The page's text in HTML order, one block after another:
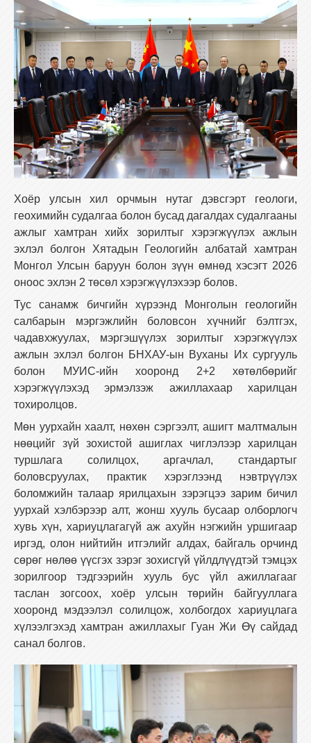
Хоёр улсын хил орчмын нутаг дэвсгэрт геологи,
геохимийн судалгаа болон бусад дагалдах судалгааны
ажлыг хамтран хийх зорилтыг хэрэгжүүлэх ажлын
эхлэл болгон Хятадын Геологийн албатай хамтран
Монгол Улсын баруун болон зүүн өмнөд хэсэгт 2026
оноос эхлэн 2 төсөл хэрэгжүүлэхээр болов.
Тус санамж бичгийн хүрээнд Монголын геологийн
салбарын мэргэжлийн боловсон хүчнийг бэлтгэх,
чадавхжуулах, мэргэшүүлэх зорилтыг хэрэгжүүлэх
ажлын эхлэл болгон БНХАУ-ын Вуханы Их сургууль
болон МУИС-ийн хооронд 2+2 хөтөлбөрийг
хэрэгжүүлэхэд эрмэлзэж ажиллахаар харилцан
тохиролцов.
Мөн уурхайн хаалт, нөхөн сэргээлт, ашигт малтмалын
нөөцийг зүй зохистой ашиглах чиглэлээр харилцан
туршлага солилцох, аргачлал, стандартыг
боловсруулах, практик хэрэглээнд нэвтрүүлэх
боломжийн талаар ярилцахын зэрэгцээ зарим бичил
уурхай хэлбэрээр алт, жонш хууль бусаар олборлогч
хувь хүн, хариуцлагагүй аж ахуйн нэгжийн уршигаар
иргэд, олон нийтийн итгэлийг алдах, байгаль орчинд
сөрөг нөлөө үүсгэх зэрэг зохисгүй үйлдлүүдтэй тэмцэх
зорилгоор тэдгээрийн хууль бус үйл ажиллагааг
таслан зогсоох, хоёр улсын төрийн байгууллага
хооронд мэдээлэл солилцож, холбогдох хариуцлага
хүлээлгэхэд хамтран ажиллахыг Гуан Жи Өү сайдад
санал болгов.